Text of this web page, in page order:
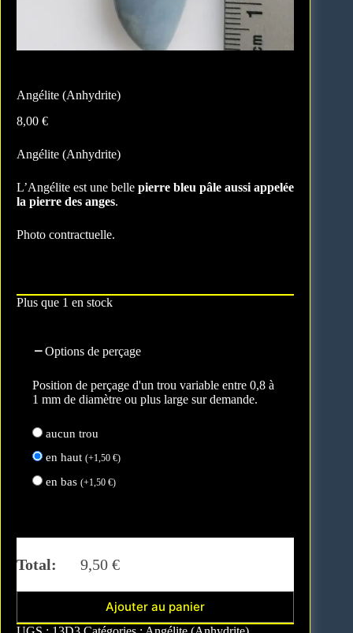
Angélite (Anhydrite)
8,00 €
Angélite (Anhydrite)
L’Angélite est une belle pierre bleu pâle aussi appelée
la pierre des anges.
Photo contractuelle.
Plus que 1 en stock
Options de perçage
Position de perçage d'un trou variable entre 0,8 à
1 mm de diamètre ou plus large sur demande.
aucun trou
en haut (+1,50 €)
en bas (+1,50 €)
Total: 9,50 €
Ajouter au panier
A